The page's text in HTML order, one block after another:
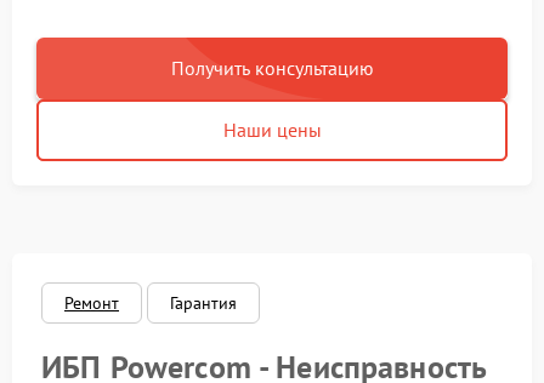
Получить консультацию
Наши цены
Ремонт Гарантия
ИБП Powercom - Неисправность